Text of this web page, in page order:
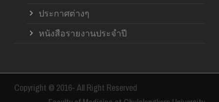
ประกาศต่างๆ
หนังสือรายงานประจำปี
Copyright © 2016- All Right Reserved